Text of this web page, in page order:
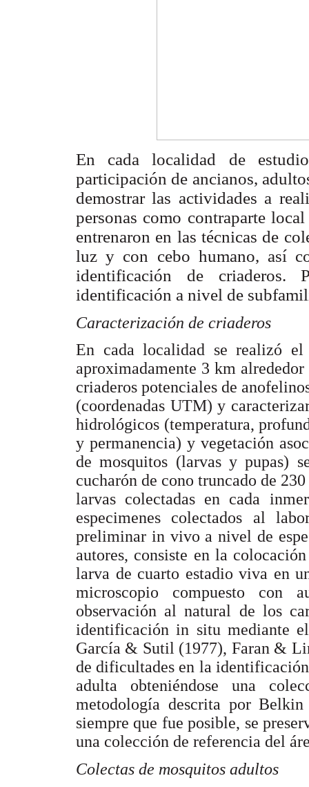
En cada localidad de
participación de ancianos,
demostrar las actividades a
personas como contraparte
entrenaron en las técnicas de
luz y con cebo humano, así
identificación de criaderos.
identificación a nivel de
Caracterización de criaderos
En cada localidad se realizó
aproximadamente 3 km
criaderos potenciales de
(coordenadas UTM) y
hidrológicos (temperatura,
y permanencia) y vegetación
de mosquitos (larvas y pupas)
cucharón de cono truncado de
larvas colectadas en cada
especimenes colectados al
preliminar in vivo a nivel de
autores, consiste en la
larva de cuarto estadio viva en
microscopio compuesto con
observación al natural de los
identificación in situ mediante
García & Sutil (1977), Faran &
de dificultades en la
adulta obteniéndose una
metodología descrita por
siempre que fue posible, se
una colección de referencia del
Colectas de mosquitos adultos